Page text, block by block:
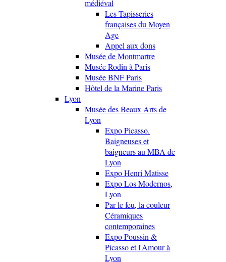
médiéval
Les Tapisseries
françaises du Moyen
Age
Appel aux dons
Musée de Montmartre
Musée Rodin à Paris
Musée BNF Paris
Hôtel de la Marine Paris
Lyon
Musée des Beaux Arts de
Lyon
Expo Picasso.
Baigneuses et
baigneurs au MBA de
Lyon
Expo Henri Matisse
Expo Los Modernos,
Lyon
Par le feu, la couleur
Céramiques
contemporaines
Expo Poussin &
Picasso et l'Amour à
Lyon